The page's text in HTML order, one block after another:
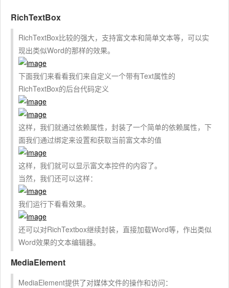
RichTextBox
RichTextBox比较的强大，支持富文本和简单文本等，可以实
现出类似Word的那样的效果。
下面我们来看看我们来自定义一个带有Text属性的
RichTextBox的后台代码定义
这样，我们就通过依赖属性，封装了一个简单的依赖属性，下
面我们通过绑定来设置和获取当前富文本的值
这样，我们就可以显示富文本控件的内容了。
当然，我们还可以这样：
我们运行下看看效果。
还可以对RichTextbox继续封装，直接加载Word等，作出类似
Word效果的文本编辑器。
MediaElement
MediaElement提供了对媒体文件的操作和访问：